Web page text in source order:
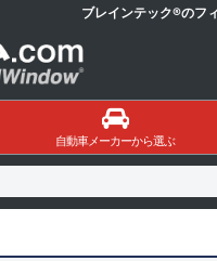
ブレインテック®のフ
自動車メーカーから選ぶ